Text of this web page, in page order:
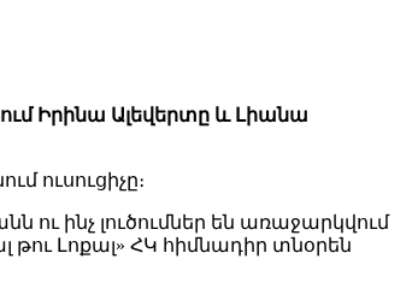
Իրինա Ալեվերտը և Լիանա
ուսուցիչը։
ու ինչ լուծումներ են առաջարկվում
Լոքալ» ՀԿ հիմնադիր տնօրեն